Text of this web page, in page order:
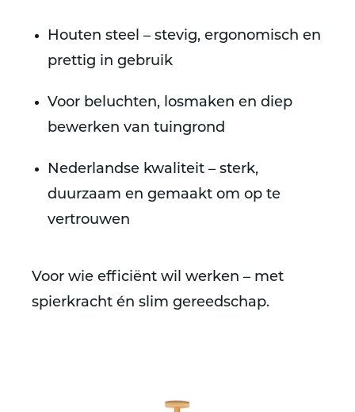
Houten steel – stevig, ergonomisch en
prettig in gebruik
Voor beluchten, losmaken en diep
bewerken van tuingrond
Nederlandse kwaliteit – sterk,
duurzaam en gemaakt om op te
vertrouwen
Voor wie efficiënt wil werken – met
spierkracht én slim gereedschap.